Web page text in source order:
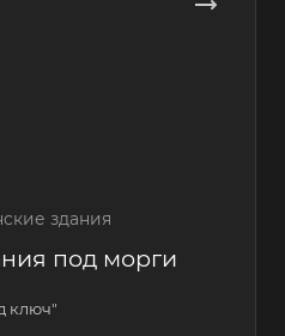
здания
под морги
ключ"